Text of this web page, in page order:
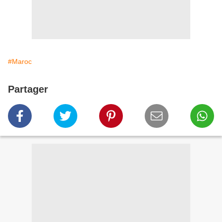
#Maroc
Partager